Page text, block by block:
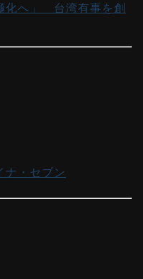
化へ」 台湾有事を創
ナ・セブン